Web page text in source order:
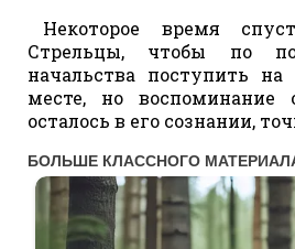
Некоторое время
Стрельцы, чтобы по
начальства поступить
месте, но воспоминание
осталось в его сознании,